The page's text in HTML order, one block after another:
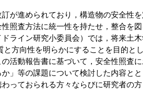
が進められており，構造物の安全性
照査方法に統一性を持たせ，整合を
ライン研究小委員会）では，将来土
方向性を明らかにすることを目的と
活動報告書に基づいて，安全性照査
」等の課題について検討した内容と
っておられる方々ならびに研究者の